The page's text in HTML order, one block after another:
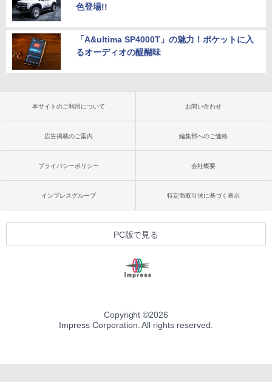
色登場!!
「A&ultima SP4000T」の魅力！ポケットに入
るオーディオの醍醐味
本サイトのご利用について お問い合わせ
広告掲載のご案内 編集部へのご連絡
プライバシーポリシー 会社概要
インプレスグループ 特定商取引法に基づく表示
PC版で見る
Copyright ©2026
Impress Corporation. All rights reserved.